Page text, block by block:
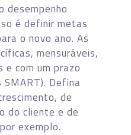
desempenho
é definir metas
o novo ano. As
mensuráveis,
com um prazo
Defina
de
do cliente e de
exemplo.